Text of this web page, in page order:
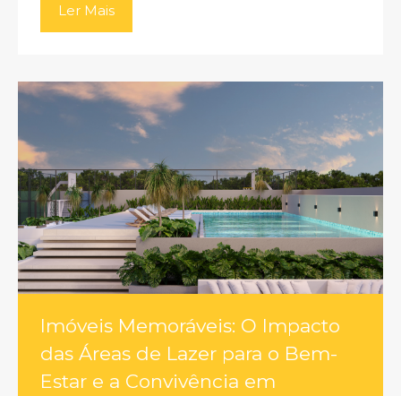
Ler Mais
Imóveis Memoráveis: O Impacto
das Áreas de Lazer para o Bem-
Estar e a Convivência em